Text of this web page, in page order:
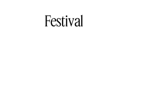
Festival